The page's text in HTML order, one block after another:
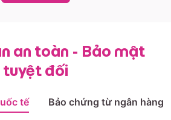
an toàn - Bảo mật
tuyệt đối
tế Bảo chứng từ ngân hàng